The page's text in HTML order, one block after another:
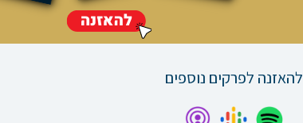
להאזנה לפרקים נוספים